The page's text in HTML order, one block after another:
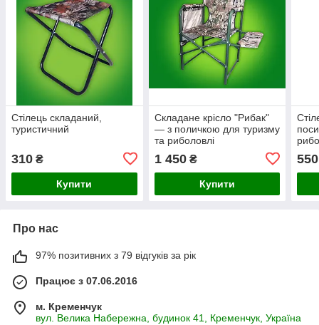
Стілець складаний,
туристичний
310 ₴
Купити
Складане крісло "Рибак"
— з поличкою для туризму
та риболовлі
1 450₴
Купити
550
Про нас
97% позитивних з 79 відгуків за рік
Працює з 07.06.2016
м. Кременчук
вул. Велика Набережна, будинок 41, Кременчук, Україна